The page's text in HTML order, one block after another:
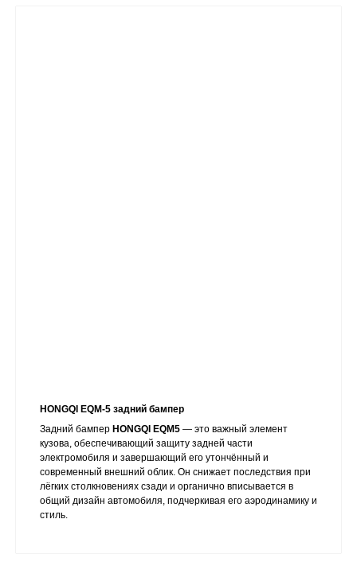
HONGQI EQM-5 задний бампер
Задний бампер HONGQI EQM5 — это важный элемент
кузова, обеспечивающий защиту задней части
электромобиля и завершающий его утончённый и
современный внешний облик. Он снижает последствия при
лёгких столкновениях сзади и органично вписывается в
общий дизайн автомобиля, подчеркивая его аэродинамику и
стиль.